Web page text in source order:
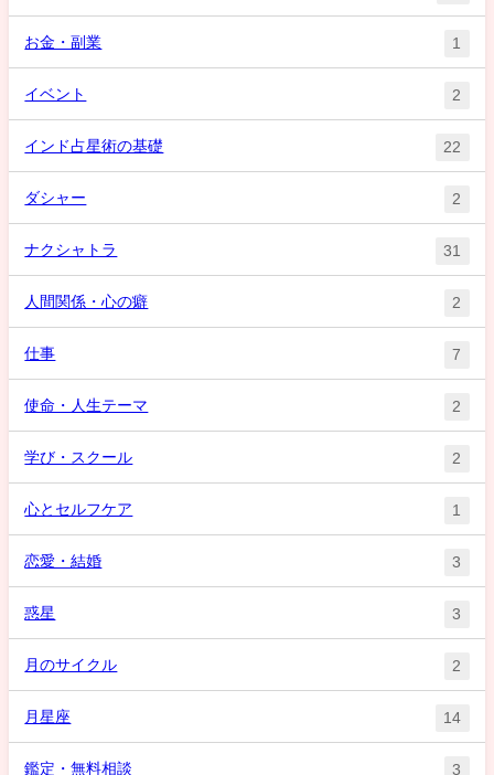
お金・副業 1
イベント 2
インド占星術の基礎 22
ダシャー 2
ナクシャトラ 31
人間関係・心の癖 2
仕事 7
使命・人生テーマ 2
学び・スクール 2
心とセルフケア 1
恋愛・結婚 3
惑星 3
月のサイクル 2
月星座 14
鑑定・無料相談 3